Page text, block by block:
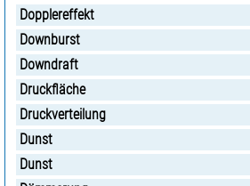
Dopplereffekt
Downburst
Downdraft
Druckfläche
Druckverteilung
Dunst
Dunst